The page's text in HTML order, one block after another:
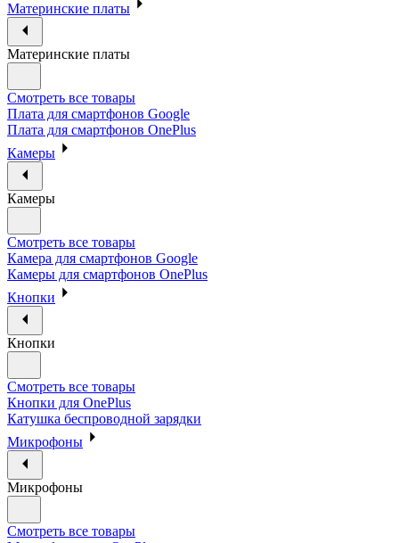
Материнские платы
Материнские платы
Смотреть все товары
Плата для смартфонов Google
Плата для смартфонов OnePlus
Камеры
Камеры
Смотреть все товары
Камера для смартфонов Google
Камеры для смартфонов OnePlus
Кнопки
Кнопки
Смотреть все товары
Кнопки для OnePlus
Катушка беспроводной зарядки
Микрофоны
Микрофоны
Смотреть все товары